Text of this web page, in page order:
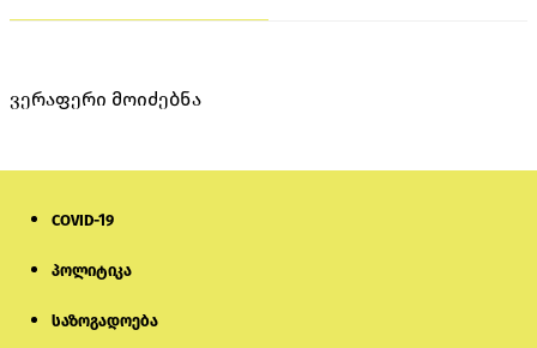
ვერაფერი მოიძებნა
COVID-19
პოლიტიკა
საზოგადოება